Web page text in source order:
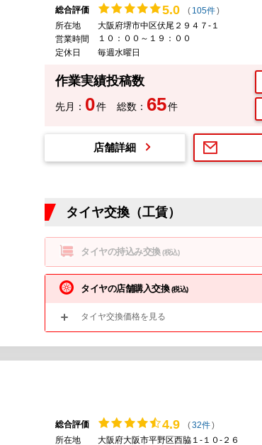
総合評価 5.0 ( 105件)
所在地
大阪府堺市中区伏尾２９４７-１
営業時間
１０：００～１９：００
定休日
毎週水曜日
作業実績投稿数
先月： 0件 総数： 65件
店舗詳細
タイヤ交換（工賃）
タイヤの持込み交換(税込)
タイヤの店舗購入交換(税込)
タイヤ交換価格を見る
総合評価 4.9 (32件)
所在地
大阪府大阪市平野区西脇１-１０-２６